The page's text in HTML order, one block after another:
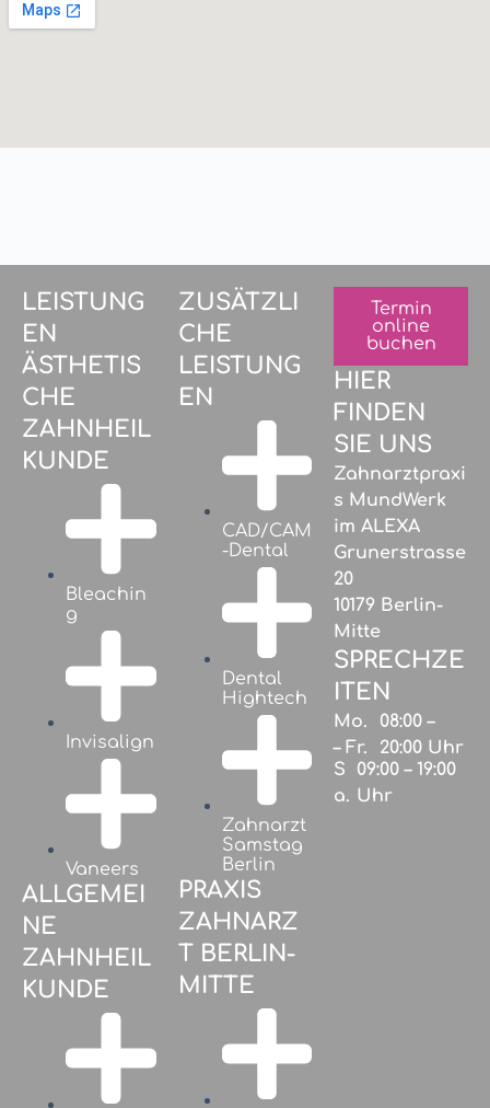
LEISTUNG
EN
ÄSTHETIS
CHE
ZAHNHEIL
KUNDE
Bleachin
g
Invisalign
Vaneers
ALLGEMEI
NE
ZAHNHEIL
KUNDE
ZUSÄTZLI
CHE
LEISTUNG
EN
CAD/CAM
-Dental
Dental
Hightech
Zahnarzt
Samstag
Berlin
PRAXIS
ZAHNARZ
T BERLIN-
MITTE
Termin
online
buchen
HIER
FINDEN
SIE UNS
Zahnarztpraxi
s MundWerk
im ALEXA
Grunerstrasse
20
10179 Berlin-
Mitte
SPRECHZE
ITEN
Mo.
– Fr.
08:00 –
20:00 Uhr
S
a.
09:00 – 19:00
Uhr